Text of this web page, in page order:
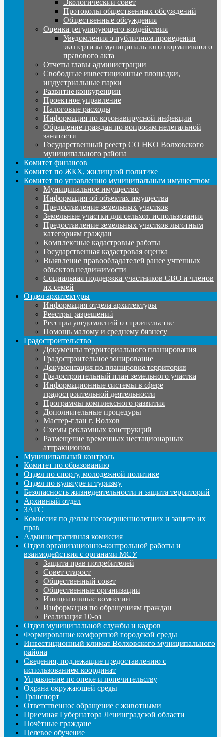
Экологический совет
Протоколы общественных обсуждений
Общественные обсуждения
Оценка регулирующего воздействия
Уведомления о публичном проведении
экспертизы муниципального нормативного
правового акта
Отчеты главы администрации
Свободные инвестиционные площадки,
индустриальные парки
Развитие конкуренции
Проектное управление
Налоговые расходы
Информация по коронавирусной инфекции
Обращение граждан по вопросам нелегальной
занятости
Государственный реестр СО НКО Волховского
муниципального района
Комитет финансов
Комитет по ЖКХ, жилищной политике
Комитет по управлению муниципальным имуществом
Муниципальное имущество
Информация об объектах имущества
Предоставление земельных участков
Земельные участки для сельхоз. использования
Предоставление земельных участков льготным
категориям граждан
Комплексные кадастровые работы
Государственная кадастровая оценка
Выявление правообладателей ранее учтенных
объектов недвижимости
Социальная поддержка участников СВО и членов
их семей
Отдел архитектуры
Информация отдела архитектуры
Реестры разрешений
Реестры уведомлений о строительстве
Помощь малому и среднему бизнесу
Градостроительство
Документы территориального планирования
Градостроительное зонирование
Документация по планировке территории
Градостроительный план земельного участка
Информационные системы в сфере
градостроительной деятельности
Программы комплексного развития
Дополнительные процедуры
Мастер-план г. Волхов
Схемы рекламных конструкций
Размещение временных нестационарных
аттракционов
Муниципальный контроль
Комитет по образованию
Отдел по спорту, молодежной политике
Отдел по культуре и туризму
Безопасность жизнедеятельности и защита территорий
Архивный отдел
ЗАГС
Комиссия по делам несовершеннолетних и защите их
прав
Административная комиссия
Отдел организационно-контрольной работы и
взаимодействия с органами МСУ
Защита прав потребителей
Совет старост
Общественный совет
Общественные организации
Инициативные комиссии
Информация по обращениям граждан
Реализация 10-оз
Отдел муниципальной службы и кадров
Формирование комфортной городской среды
Инвестиционный климат Волховского муниципального
района
Сведения, подлежащие предоставлению с
использованием координат
Управление по опеке и попечительству
Охрана окружающей среды
Транспорт
Ответственное обращение с животными
Приемная Губернатора Ленинградской области
Почётные граждане
Целевое обучение